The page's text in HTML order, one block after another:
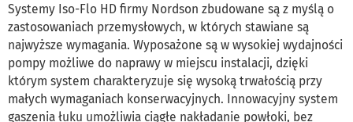
Systemy Iso-Flo HD firmy Nordson zbudowane są z myślą o
zastosowaniach przemysłowych, w których stawiane są
najwyższe wymagania. Wyposażone są w wysokiej wydajności
pompy możliwe do naprawy w miejscu instalacji, dzięki
którym system charakteryzuje się wysoką trwałością przy
małych wymaganiach konserwacyjnych. Innowacyjny system
gaszenia łuku umożliwia ciągłe nakładanie powłoki, bez